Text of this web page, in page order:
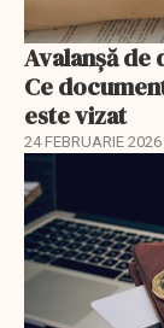
Avalanșă
Ce
este vizat
24 FEBRUARIE 2026